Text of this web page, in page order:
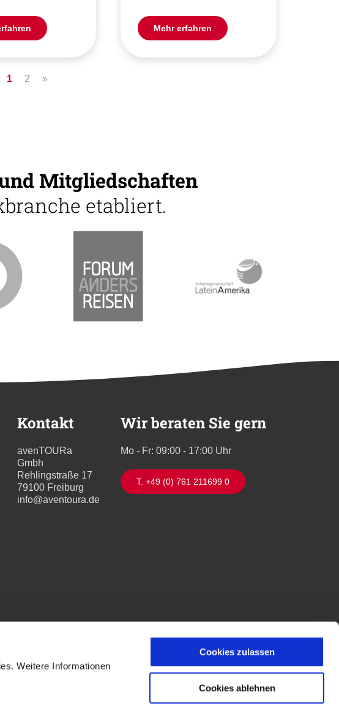
Weitere Informationen
Cookies zulassen
Cookies ablehnen
Mehr erfahren
1 2 »
Mitgliedschaften
etabliert.
Kontakt
avenTOURa
Gmbh
Rehlingstraße 17
79100 Freiburg
info@aventoura.de
Wir beraten Sie gern
Mo - Fr: 09:00 - 17:00 Uhr
T. +49 (0) 761 211699 0